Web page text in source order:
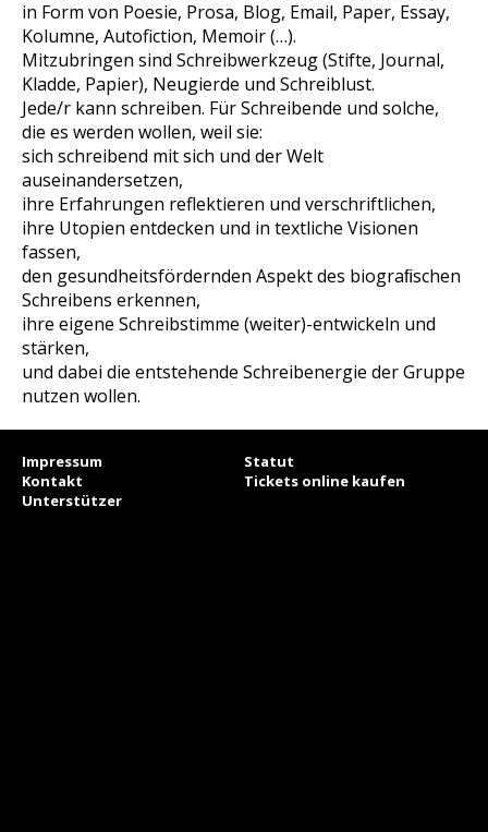
in Form von Poesie, Prosa, Blog, Email, Paper, Essay,
Kolumne, Autofiction, Memoir (…).
Mitzubringen sind Schreibwerkzeug (Stifte, Journal,
Kladde, Papier), Neugierde und Schreiblust.
Jede/r kann schreiben. Für Schreibende und solche,
die es werden wollen, weil sie:
sich schreibend mit sich und der Welt
auseinandersetzen,
ihre Erfahrungen reflektieren und verschriftlichen,
ihre Utopien entdecken und in textliche Visionen
fassen,
den gesundheitsfördernden Aspekt des biograﬁschen
Schreibens erkennen,
ihre eigene Schreibstimme (weiter)-entwickeln und
stärken,
und dabei die entstehende Schreibenergie der Gruppe
nutzen wollen.
Impressum
Statut
Kontakt
Tickets online kaufen
Unterstützer